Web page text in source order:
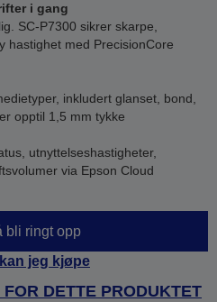
i gang
SC-P7300 sikrer skarpe,
hastighet med PrecisionCore
inkludert glanset, bond,
opptil 1,5 mm tykke
utnyttelseshastigheter,
via Epson Cloud
bli ringt opp
jeg kjøpe
DETTE PRODUKTET